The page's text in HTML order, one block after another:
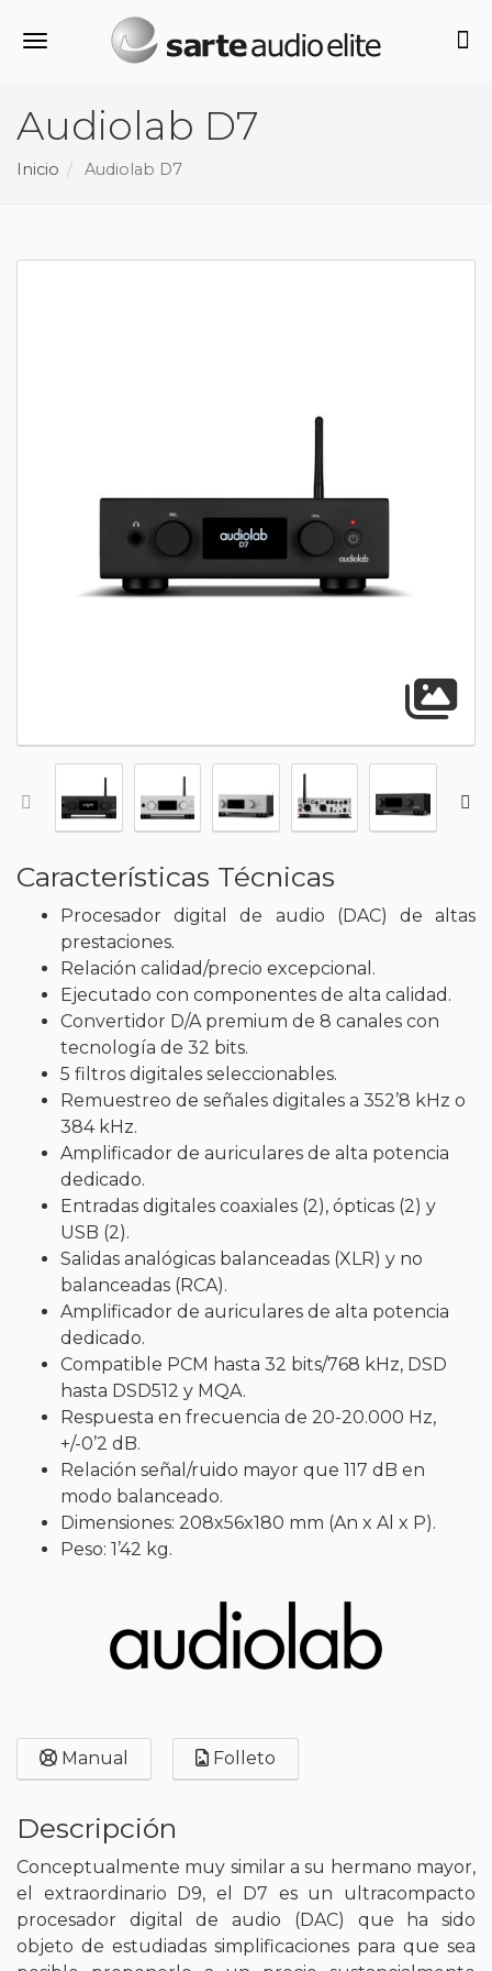
Alternar navegación
Audiolab D7
Inicio Audiolab D7
Características Técnicas
Procesador digital de audio (DAC) de altas
prestaciones.
Relación calidad/precio excepcional.
Ejecutado con componentes de alta calidad.
Convertidor D/A premium de 8 canales con
tecnología de 32 bits.
5 filtros digitales seleccionables.
Remuestreo de señales digitales a 352’8 kHz o
384 kHz.
Amplificador de auriculares de alta potencia
dedicado.
Entradas digitales coaxiales (2), ópticas (2) y
USB (2).
Salidas analógicas balanceadas (XLR) y no
balanceadas (RCA).
Amplificador de auriculares de alta potencia
dedicado.
Compatible PCM hasta 32 bits/768 kHz, DSD
hasta DSD512 y MQA.
Respuesta en frecuencia de 20-20.000 Hz,
+/-0’2 dB.
Relación señal/ruido mayor que 117 dB en
modo balanceado.
Dimensiones: 208x56x180 mm (An x Al x P).
Peso: 1’42 kg.
Manual Folleto
Descripción
Conceptualmente muy similar a su hermano mayor,
el extraordinario D9, el D7 es un ultracompacto
procesador digital de audio (DAC) que ha sido
objeto de estudiadas simplificaciones para que sea